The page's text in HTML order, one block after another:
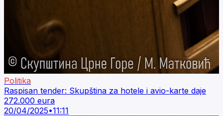
Politika
Raspisan tender: Skupština za hotele i avio-karte daje
272.000 eura
20/04/2025•11:11